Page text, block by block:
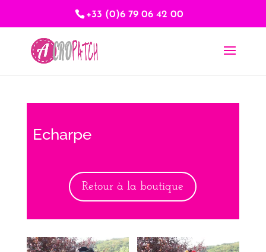
+33 (0)6 79 06 42 00
Echarpe
Retour à la boutique